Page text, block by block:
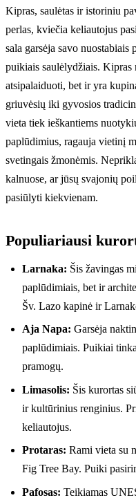
Kipras, saulėtas ir istoriniu
perlas, kviečia keliautojus
sala garsėja savo
puikiais saulėlydžiais.
atsipalaiduoti, bet ir yra
griuvėsių iki gyvosios
vieta tiek ieškantiems
paplūdimius, ragauja vietinį
svetingais žmonėmis.
kalnuose, ar jūsų svajonių
pasiūlyti kiekvienam.
Populiariausi
Larnaka: Šis žavingas
paplūdimiais, bet ir
Šv. Lazo kapinė ir
Aja Napa: Garsėja
paplūdimiais. Puikiai
pramogų.
Limasolis: Šis kurortas
ir kultūrinius renginius.
keliautojus.
Protaras: Rami vieta su
Fig Tree Bay. Puiki
Pafosas: Teikiamas